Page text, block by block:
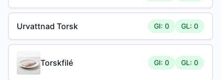
Urvattnad Torsk GI: 0 GL: 0
Torskfilé GI: 0 GL: 0